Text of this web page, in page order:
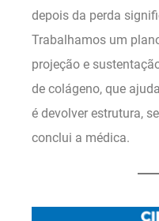
depois da perda
Trabalhamos um
projeção e
de colágeno, que
é devolver estrutura,
conclui a médica.